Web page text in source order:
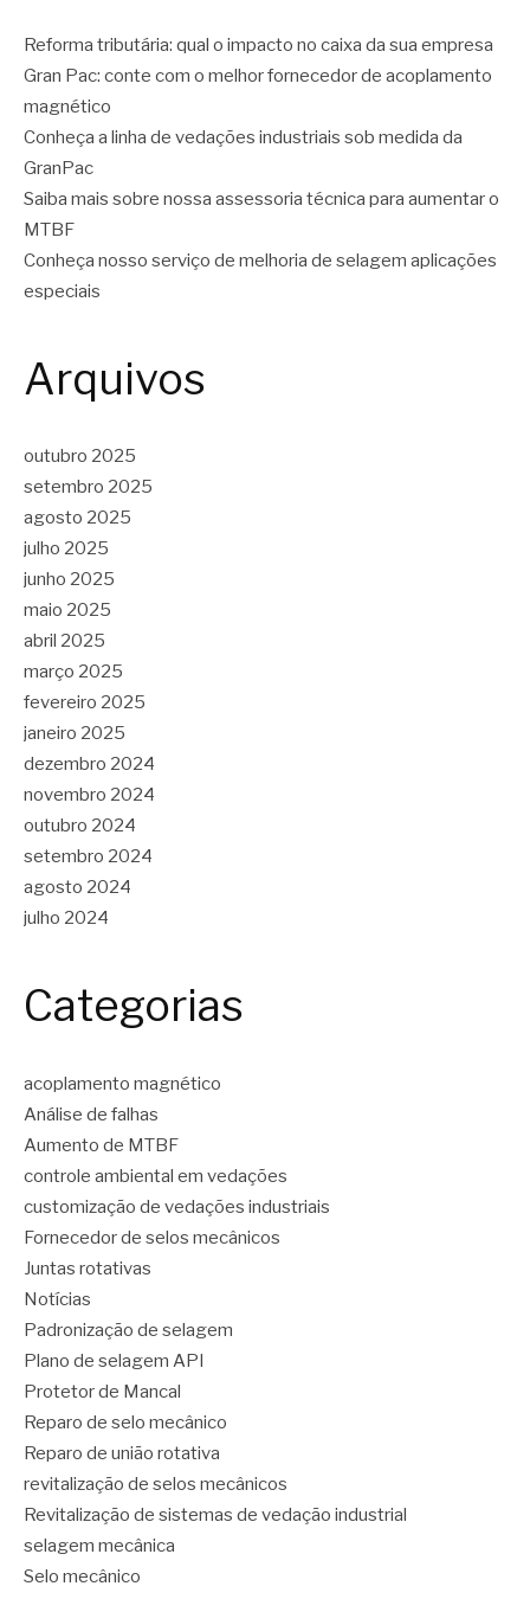
Reforma tributária: qual o impacto no caixa da sua empresa
Gran Pac: conte com o melhor fornecedor de acoplamento
magnético
Conheça a linha de vedações industriais sob medida da
GranPac
Saiba mais sobre nossa assessoria técnica para aumentar o
MTBF
Conheça nosso serviço de melhoria de selagem aplicações
especiais
Arquivos
outubro 2025
setembro 2025
agosto 2025
julho 2025
junho 2025
maio 2025
abril 2025
março 2025
fevereiro 2025
janeiro 2025
dezembro 2024
novembro 2024
outubro 2024
setembro 2024
agosto 2024
julho 2024
Categorias
acoplamento magnético
Análise de falhas
Aumento de MTBF
controle ambiental em vedações
customização de vedações industriais
Fornecedor de selos mecânicos
Juntas rotativas
Notícias
Padronização de selagem
Plano de selagem API
Protetor de Mancal
Reparo de selo mecânico
Reparo de união rotativa
revitalização de selos mecânicos
Revitalização de sistemas de vedação industrial
selagem mecânica
Selo mecânico